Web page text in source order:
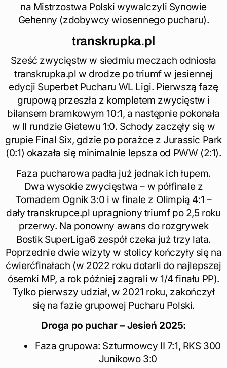
na Mistrzostwa Polski wywalczyli Synowie
Gehenny (zdobywcy wiosennego pucharu).
transkrupka.pl
Sześć zwycięstw w siedmiu meczach odniosła
transkrupka.pl w drodze po triumf w jesiennej
edycji Superbet Pucharu WL Ligi. Pierwszą fazę
grupową przeszła z kompletem zwycięstw i
bilansem bramkowym 10:1, a następnie pokonała
w II rundzie Gietewu 1:0. Schody zaczęły się w
grupie Final Six, gdzie po porażce z Jurassic Park
(0:1) okazała się minimalnie lepsza od PWW (2:1).
Faza pucharowa padła już jednak ich łupem.
Dwa wysokie zwycięstwa – w półfinale z
Tornadem Ognik 3:0 i w finale z Olimpią 4:1 –
dały transkrupce.pl upragniony triumf po 2,5 roku
przerwy. Na ponowny awans do rozgrywek
Bostik SuperLiga6 zespół czeka już trzy lata.
Poprzednie dwie wizyty w stolicy kończyły się na
ćwierćfinałach (w 2022 roku dotarli do najlepszej
ósemki MP, a rok później zagrali w 1/4 finału PP).
Tylko pierwszy udział, w 2021 roku, zakończył
się na fazie grupowej Pucharu Polski.
Droga po puchar – Jesień 2025:
Faza grupowa: Szturmowcy II 7:1, RKS 300
Junikowo 3:0